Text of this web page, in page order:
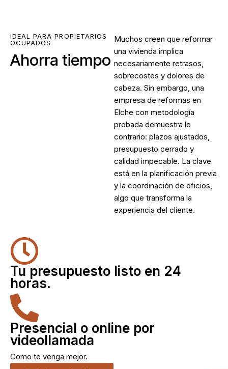
IDEAL PARA PROPIETARIOS
OCUPADOS
Ahorra tiempo
Muchos creen que reformar
una vivienda implica
necesariamente retrasos,
sobrecostes y dolores de
cabeza. Sin embargo, una
empresa de reformas en
Elche con metodología
probada demuestra lo
contrario: plazos ajustados,
presupuesto cerrado y
calidad impecable. La clave
está en la planificación previa
y la coordinación de oficios,
algo que transforma la
experiencia del cliente.
Tu presupuesto listo en 24
horas.
Presencial o online por
videollamada
Como te venga mejor.